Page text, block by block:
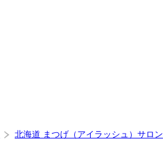
北海道 まつげ（アイラッシュ）サロン